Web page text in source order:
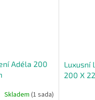
Adéla 200
Skladem (1 sada)
Luxusní
200 X